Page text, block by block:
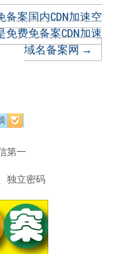
备案国内CDN加速空
免费免备案CDN加速
域名备案网→
第一
独立密码